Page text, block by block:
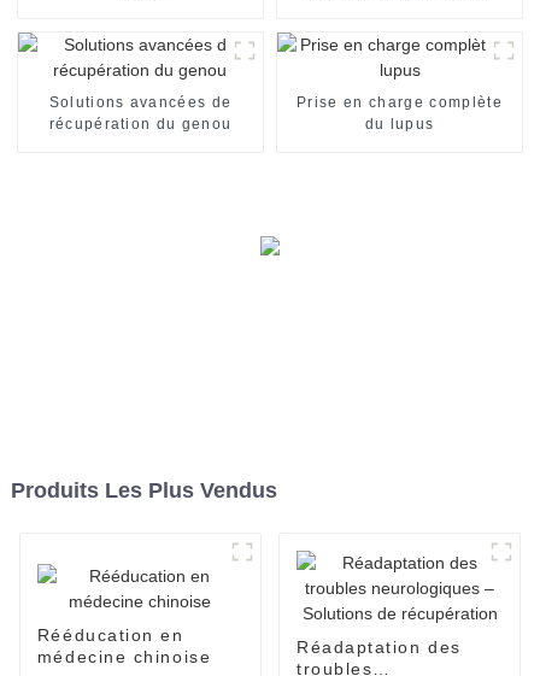
Solutions avancées de
récupération du genou
Prise en charge complète
du lupus
Produits Les Plus Vendus
Rééducation en
médecine chinoise
Réadaptation des
troubles